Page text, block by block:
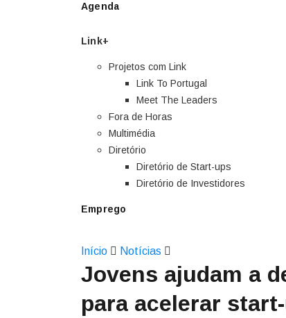
Agenda
Link+
Projetos com Link
Link To Portugal
Meet The Leaders
Fora de Horas
Multimédia
Diretório
Diretório de Start-ups
Diretório de Investidores
Emprego
Início Notícias
Jovens ajudam a
para acelerar